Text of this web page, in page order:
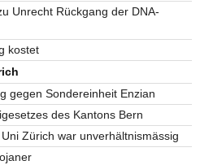
Unrecht Rückgang der DNA-
kostet
gegen Sondereinheit Enzian
des Kantons Bern
Zürich war unverhältnismässig